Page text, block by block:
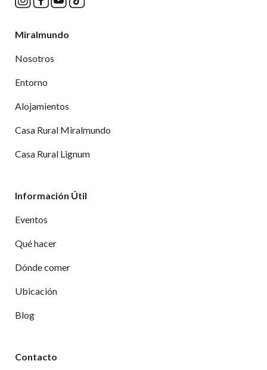
Miralmundo
Nosotros
Entorno
Alojamientos
Casa Rural Miralmundo
Casa Rural Lignum
Información Útil
Eventos
Qué hacer
Dónde comer
Ubicación
Blog
Contacto